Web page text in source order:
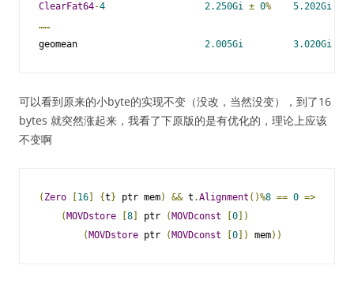
ClearFat64-4 2.250Gi ± 0% 5.202Gi
……
geomean 2.005Gi 3.020Gi
可以看到原来的小byte的实现不变（没改，当然没变），到了16
bytes 就突然涨起来，我看了下原版的是有优化的，理论上应该
不变啊
( Zero 16 {t } ptr mem) && t .Alignment ()%8 == 0 =>
( MOVDstore 8 ptr ( MOVDconst 0 ])
( MOVDstore ptr ( MOVDconst 0 ]) mem))